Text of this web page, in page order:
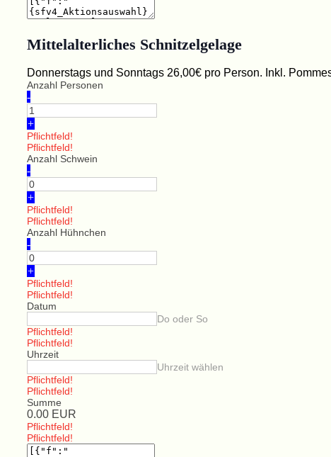
Mittelalterliches Schnitzelgelage
Donnerstags und Sonntags 26,00€ pro Person. Inkl.
Anzahl Personen
-
+
Pflichtfeld!
Pflichtfeld!
Anzahl Schwein
-
+
Pflichtfeld!
Pflichtfeld!
Anzahl Hühnchen
-
+
Pflichtfeld!
Pflichtfeld!
Datum
Do oder So
Pflichtfeld!
Pflichtfeld!
Uhrzeit
Uhrzeit wählen
Pflichtfeld!
Pflichtfeld!
Summe
0.00 EUR
Pflichtfeld!
Pflichtfeld!